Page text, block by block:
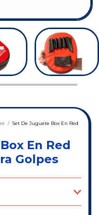
/ Set De Juguete Box En Red
En Red
Golpes